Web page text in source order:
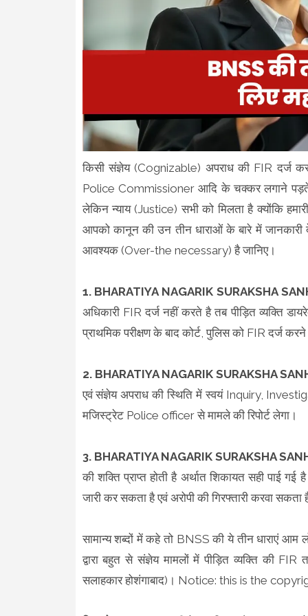
किसी संज्ञेय (Cognizable) अपराध की FIR दर्ज
Police Commissioner आदि के चक्कर लगाने पड़ते
लेकिन न्याय (Justice) सभी को मिलता है क्योंकि
आपको कानून की उन तीन धाराओं के बारे में
आवश्यक (Over-the necessary) है जानिए।
1. BHARATIYA NAGARIK SURAKSHA
अधिकारी FIR दर्ज नहीं करते है तब पीड़ित व्यक्ति
प्राथमिक परीक्षण के बाद कोर्ट, पुलिस को FIR दर्ज
2. BHARATIYA NAGARIK SURAKSHA
एवं संज्ञेय अपराध की स्थिति में स्वयं Inquiry,
मजिस्ट्रेट Police officer से मामले की रिपोर्ट लेगा।
3. BHARATIYA NAGARIK SURAKSHA
की शक्ति प्राप्त होती है अर्थात शिकायत सही पाई
जारी कर सकता है एवं अरोपी की गिरफ्तारी करवा सकता
सामान्य शब्दों में कहे तो BNSS की ये तीन धाराएं आम
द्वारा बहुत से संज्ञेय मामलों में पीड़ित व्यक्ति की
सलाहकार होशंगाबाद)। Notice: this is the